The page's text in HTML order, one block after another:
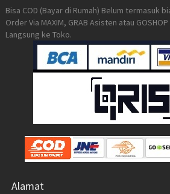
Bisa COD (Bayar di Rumah) Belum termasuk
Order Via MAXIM, GRAB Asisten atau
Langsung ke Toko.
Alamat